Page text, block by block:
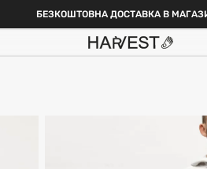
БЕЗКОШТОВНА ДОСТАВКА В